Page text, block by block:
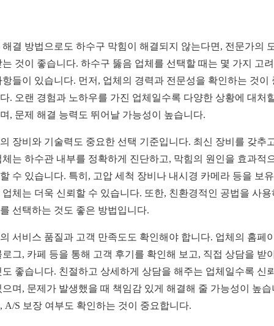
해결 방법으로도 하수구 막힘이 해결되지 않는다면, 전문가의
는 것이 좋습니다. 하수구 뚫음 업체를 선택할 때는 몇 가지 고
항들이 있습니다. 먼저, 업체의 경력과 전문성을 확인하는 것이
. 오랜 경험과 노하우를 가진 업체일수록 다양한 상황에 대처
, 문제 해결 능력도 뛰어날 가능성이 높습니다.
장비와 기술력도 중요한 선택 기준입니다. 최신 장비를 갖추
체는 하수관 내부를 정확하게 진단하고, 막힘의 원인을 효과적
수 있습니다. 특히, 고압 세척 장비나 내시경 카메라 등을 보
업체는 더욱 신뢰할 수 있습니다. 또한, 친환경적인 공법을 사용
선택하는 것도 좋은 방법입니다.
서비스 품질과 고객 만족도도 확인해야 합니다. 업체의 홈페
로그, 카페 등을 통해 고객 후기를 확인해 보고, 직접 상담을 받
도 좋습니다. 친절하고 상세하게 상담을 해주는 업체일수록 신
으며, 문제가 발생했을 때 책임감 있게 해결해 줄 가능성이 높습
A/S 보장 여부도 확인하는 것이 중요합니다.